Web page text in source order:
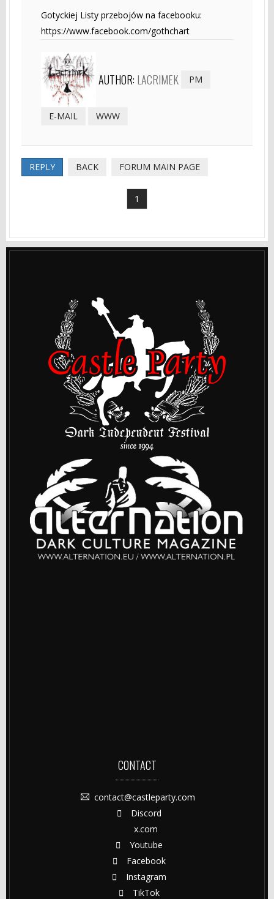
Gotyckiej Listy przebojów na facebooku:
https://www.facebook.com/gothchart
AUTHOR: LACRIMEK PM
E-MAIL WWW
REPLY BACK FORUM MAIN PAGE
1
CONTACT
contact@castleparty.com
Discord
x.com
Youtube
Facebook
Instagram
TikTok